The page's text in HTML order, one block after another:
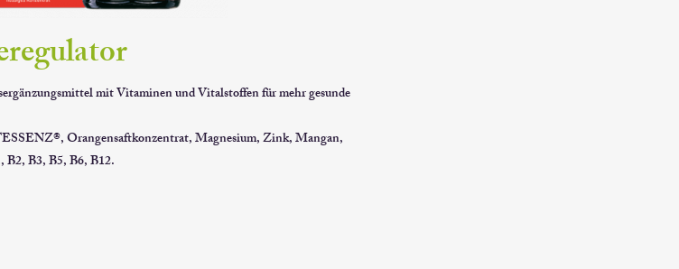
mit Vitaminen und Vitalstoffen für mehr gesunde
Orangensaftkonzentrat, Magnesium, Zink, Mangan,
B3, B5, B6, B12.